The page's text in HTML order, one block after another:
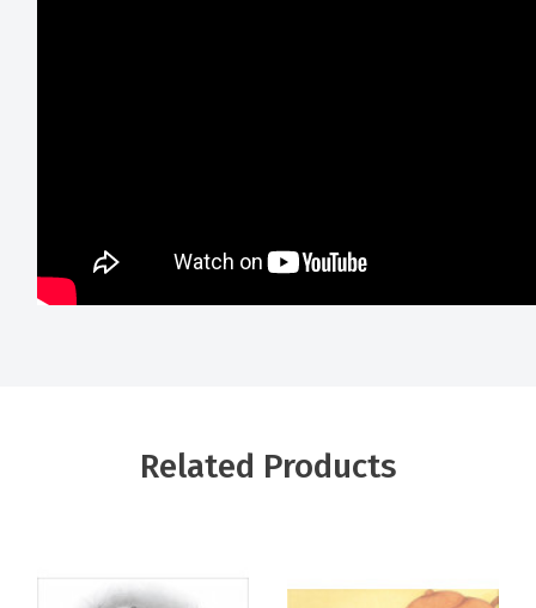
Related Products